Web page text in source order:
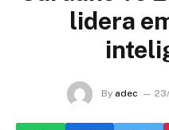
lidera
By adec